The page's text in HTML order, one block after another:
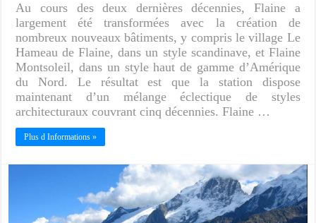
Au cours des deux dernières décennies, Flaine a
largement été transformées avec la création de
nombreux nouveaux bâtiments, y compris le village Le
Hameau de Flaine, dans un style scandinave, et Flaine
Montsoleil, dans un style haut de gamme d’Amérique
du Nord. Le résultat est que la station dispose
maintenant d’un mélange éclectique de styles
architecturaux couvrant cinq décennies. Flaine …
Plus d Informations »